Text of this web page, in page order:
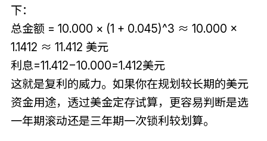
下：
总金额 = 10.000 × (1 + 0.045)^3 ≈ 10.000 ×
1.1412 ≈ 11.412 美元
利息=11.412−10.000=1.412美元
这就是复利的威力。如果你在规划较长期的美元
资金用途，透过美金定存试算，更容易判断是选
一年期滚动还是三年期一次锁利较划算。